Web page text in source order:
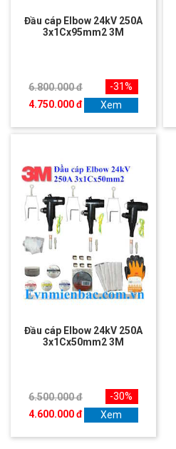
Đầu cáp Elbow 24kV 250A
3x1Cx95mm2 3M
6.800.000 đ
4.750.000 đ
-31%
Xem
Đầu cáp Elbow 24kV 250A
3x1Cx50mm2 3M
6.500.000 đ
4.600.000 đ
-30%
Xem